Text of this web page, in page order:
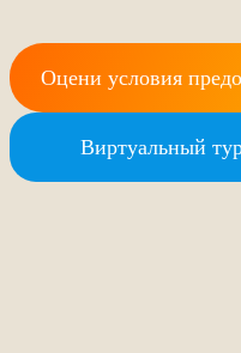
Оцени условия
Виртуальный